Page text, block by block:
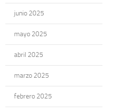
junio 2025
mayo 2025
abril 2025
marzo 2025
febrero 2025